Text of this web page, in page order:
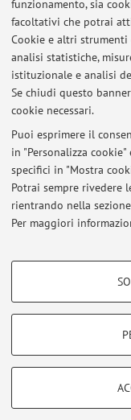
funzionamento, sia
facoltativi che potrai
Cookie e altri
analisi statistiche,
istituzionale e analisi
Se chiudi questo
cookie necessari.
Puoi esprimere il
in "Personalizza
specifici in "Mostra
Potrai sempre rivedere
rientrando nella
Per maggiori
COOKIE DI
COOKIE TECNICI -
Si tratta di cookie
Patologia vegetale;
patogeni fungini;
colture; Biologia
Bioinformatica e
Al
Area riservata
Accedi tramiteloginper
Zamboni, 33 -
Privacy|